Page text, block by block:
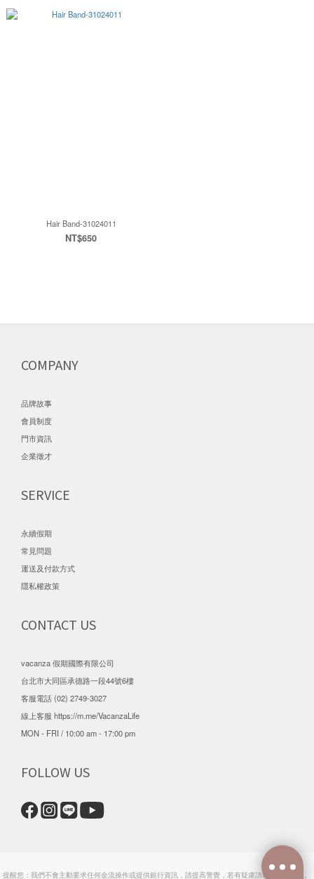
Hair Band-31024011
NT$650
COMPANY
品牌故事
會員制度
門市資訊
企業徵才
SERVICE
永續假期
常見問題
運送及付款方式
隱私權政策
CONTACT US
vacanza 假期國際有限公司
台北市大同區承德路一段44號6樓
客服電話 (02) 2749-3027
線上客服 https://m.me/VacanzaLife
MON - FRI / 10:00 am - 17:00 pm
FOLLOW US
提醒您：我們不會主動要求任何金流操作或提供銀行資訊，請提高警覺，若有疑慮請聯繫官方客服。